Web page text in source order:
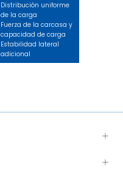
Distribución uniforme
de la carga
Fuerza de la carcasa y
capacidad de carga
Estabilidad lateral
adicional